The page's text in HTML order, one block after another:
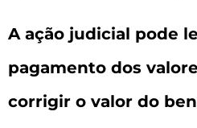
A ação judicial pode
pagamento dos
corrigir o valor do